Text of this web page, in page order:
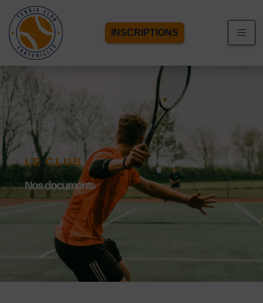
INSCRIPTIONS
LE CLUB
Nos documents